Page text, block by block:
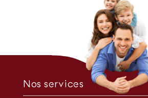
Nos services